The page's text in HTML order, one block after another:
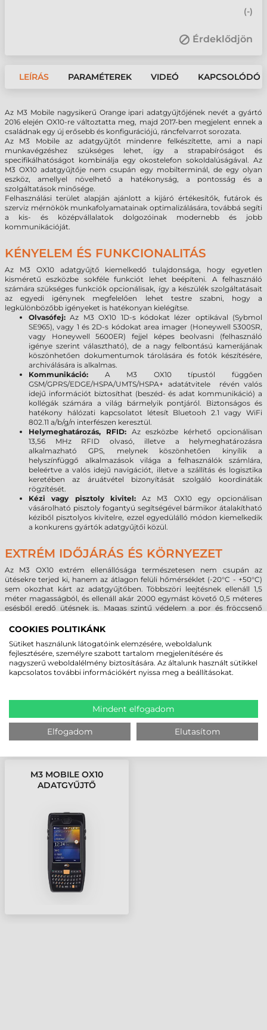
(-)
Érdeklődjön
LEÍRÁS PARAMÉTEREK VIDEÓ KAPCSOLÓDÓ
Az M3 Mobile nagysikerű Orange ipari adatgyűjtőjének nevét a gyártó
2016 elején OX10-re változtatta meg, majd 2017-ben megjelent ennek a
családnak egy új erősebb és konfigurációjú, ráncfelvarrot sorozata.
Az M3 Mobile az adatgyűjtőt mindenre felkészítette, ami a napi
munkavégzéshez szükséges lehet, így a strapabíróságot és
specifikálhatóságot kombinálja egy okostelefon sokoldalúságával. Az
M3 OX10 adatgyűjtője nem csupán egy mobilterminál, de egy olyan
eszköz, amellyel növelhető a hatékonyság, a pontosság és a
szolgáltatások minősége.
Felhasználási terület alapján ajánlott a kijáró értékesítők, futárok és
szerviz mérnökök munkafolyamatainak optimalizálására, továbbá segíti
a kis- és középvállalatok dolgozóinak modernebb és jobb
kommunikációját.
KÉNYELEM ÉS FUNKCIONALITÁS
Az M3 OX10 adatgyűjtő kiemelkedő tulajdonsága, hogy egyetlen
kisméretű eszközbe sokféle funkciót lehet beépíteni. A felhasználó
számára szükséges funkciók opcionálisak, így a készülék szolgáltatásait
az egyedi igénynek megfelelően lehet testre szabni, hogy a
legkülönbözőbb igényeket is hatékonyan kielégítse.
Olvasófej:Az M3 OX10 1D-s kódokat lézer optikával (Sybmol
SE965), vagy 1 és 2D-s kódokat area imager (Honeywell 5300SR,
vagy Honeywell 5600ER) fejjel képes beolvasni (felhasználó
igénye szerint választható), de a nagy felbontású kamerájának
köszönhetően dokumentumok tárolására és fotók készítésére,
archiválására is alkalmas.
Kommunikáció: A M3 OX10 típustól függően
GSM/GPRS/EDGE/HSPA/UMTS/HSPA+ adatátvitele révén valós
idejű információt biztosíthat (beszéd- és adat kommunikáció) a
kollégák számára a világ bármelyik pontjáról. Biztonságos és
hatékony hálózati kapcsolatot létesít Bluetooh 2.1 vagy WiFi
802.11 a/b/g/n interfészen keresztül.
Helymeghatározás, RFID: Az eszközbe kérhető opcionálisan
13,56 MHz RFID olvasó, illetve a helymeghatározásra
alkalmazható GPS, melynek köszönhetően kinyílik a
helyszínfüggő alkalmazások világa a felhasználók számlára,
beleértve a valós idejű navigációt, illetve a szállítás és logisztika
keretében az áruátvétel bizonyítását szolgáló koordináták
rögzítését.
Kézi vagy pisztoly kivitel: Az M3 OX10 egy opcionálisan
vásárolható pisztoly fogantyú segítségével bármikor átalakítható
kéziből pisztolyos kivitelre, ezzel egyedülálló módon kiemelkedik
a konkurens gyártók adatgyűjtői közül.
EXTRÉM IDŐJÁRÁS ÉS KÖRNYEZET
Az M3 OX10 extrém ellenállósága természetesen nem csupán az
ütésekre terjed ki, hanem az átlagon felüli hőmérséklet (-20°C - +50°C)
sem okozhat kárt az adatgyűjtőben. Többszöri leejtésnek ellenáll 1,5
méter magasságból, és ellenáll akár 2000 egymást követő 0,5 méteres
esésből eredő ütésnek is. Magas szintű védelem a por és fröccsenő
MEGBÍZHAT BENNÜNK! ISMERJE MEG
VÁSÁRLÓINK VÉLEMÉNYÉT
KÖVESSE BE YOUTUBE CSATORNÁNKAT!
LEGUTÓBB MEGTEKINTETT TERMÉKEK
M3 MOBILE OX10
ADATGYŰJTŐ
COOKIES POLITIKÁNK
Sütiket használunk látogatóink elemzésére, weboldalunk
fejlesztésére, személyre szabott tartalom megjelenítésére és
nagyszerű weboldalélmény biztosítására. Az általunk használt sütikkel
kapcsolatos további információkért nyissa meg a beállításokat.
Mindent elfogadom
Elfogadom Elutasítom